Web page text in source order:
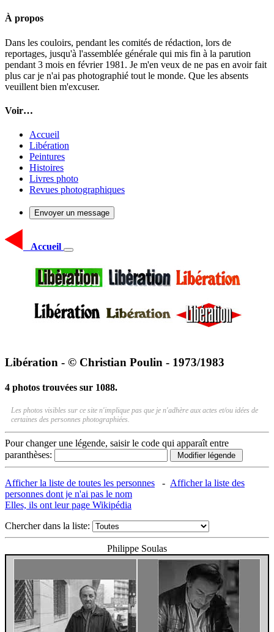
À propos
Dans les couloirs, pendant les comités de rédaction, lors de
reportages, jusqu'à l'assemblée générale qui mis fin à la parution
pendant 3 mois en février 1981. Je m'en veux de ne pas en avoir fait
plus car je n'ai pas photographié tout le monde. Que les absents
veuillent bien m'excuser.
Voir…
Accueil
Libération
Peintures
Histoires
Livres photo
Revues photographiques
Envoyer un message
Accueil
Libération - © Christian Poulin - 1973/1983
4 photos trouvées sur 1088.
Les photos visibles sur ce site n'implique pas que je n'adhère aux actes et/ou idées de
certaines des personnes photographiées.
Pour changer une légende, saisir le code qui apparaît entre
paranthèses:
Afficher la liste de toutes les personnes - Afficher la liste des
personnes dont je n'ai pas le nom
Elles, ils ont leur page Wikipédia
Chercher dans la liste:
Philippe Soulas